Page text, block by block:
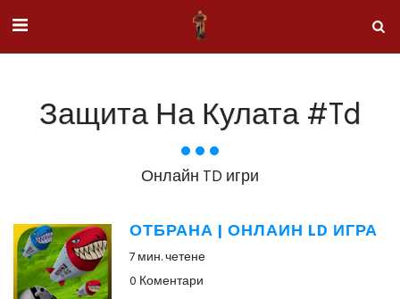
Защита На Кулата #td
Онлайн TD игри
ОТБРАНА | ОНЛАЙН LD ИГРА
7 мин. четене
0 Коментари